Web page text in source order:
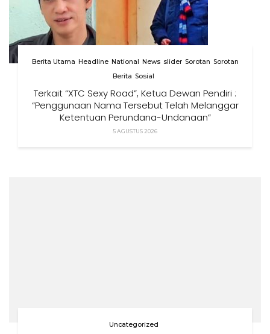
Berita Utama Headline National News slider Sorotan Sorotan
Berita Sosial
Terkait “XTC Sexy Road”, Ketua Dewan Pendiri :
“Penggunaan Nama Tersebut Telah Melanggar
Ketentuan Perundang-Undangan”
5 AGUSTUS 2026
Uncategorized